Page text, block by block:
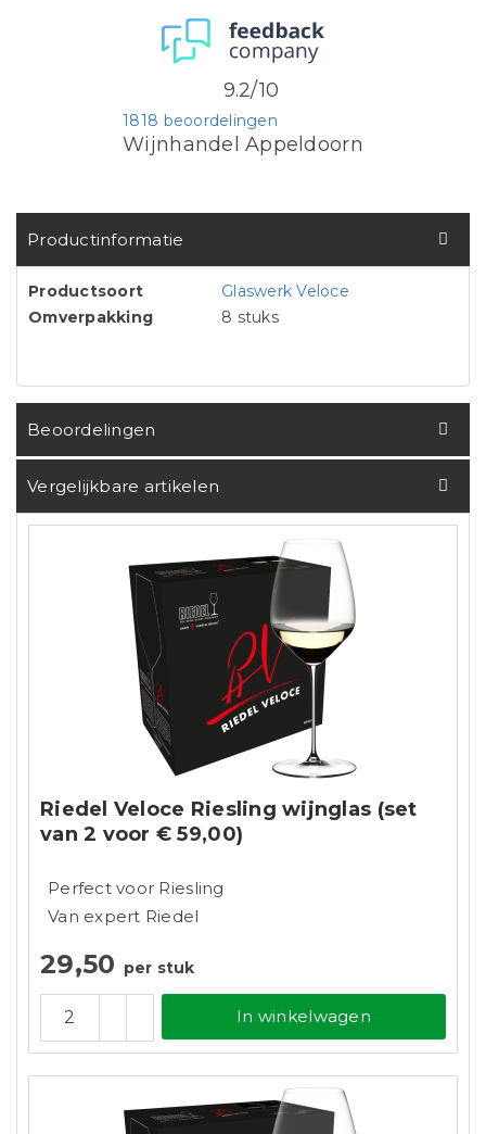
Wijnhandel Appeldoorn
1818 beoordelingen
9.2/10
Productinformatie
Productsoort
Glaswerk Veloce
Omverpakking
8 stuks
Beoordelingen
Vergelijkbare artikelen
Riedel Veloce Riesling wijnglas (set
van 2 voor € 59,00)
Perfect voor Riesling
Van expert Riedel
29,50 per stuk
In winkelwagen